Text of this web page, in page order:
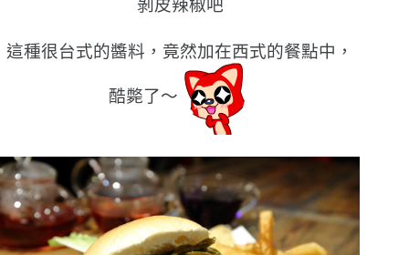
剝皮辣椒吧
這種很台式的醬料，竟然加在西式的餐點中，
酷斃了〜